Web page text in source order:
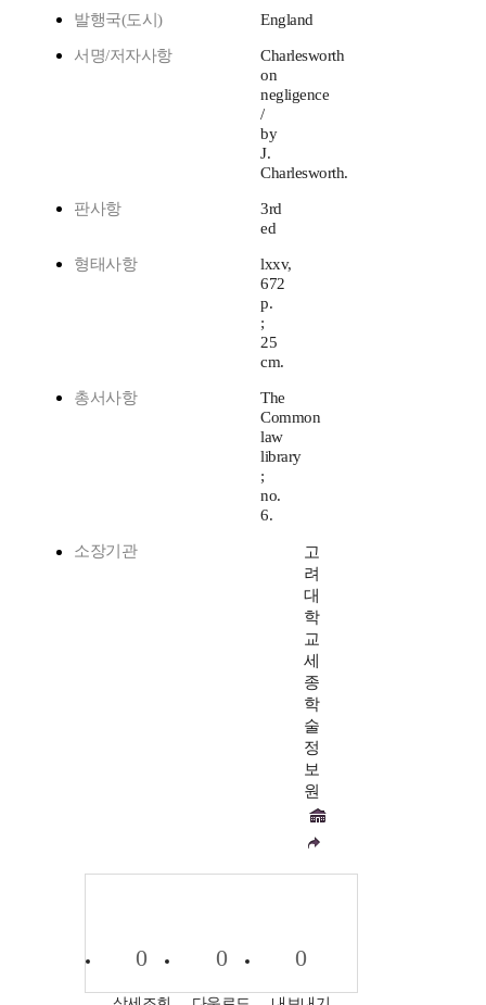
발행국(도시) England
서명/저자사항
Charlesworth
on
negligence
/
by
J.
Charlesworth.
판사항
3rd
ed
형태사항
lxxv,
672
p.
;
25
cm.
총서사항
The
Common
law
library
;
no.
6.
소장기관
고
려
대
학
교
세
종
학
술
정
보
원
0 0 0